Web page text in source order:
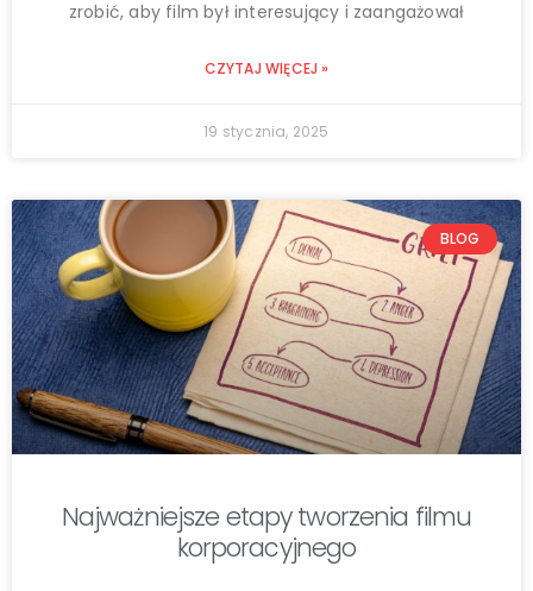
zrobić, aby film był interesujący i zaangażował
CZYTAJ WIĘCEJ »
19 stycznia, 2025
BLOG
Najważniejsze etapy tworzenia filmu
korporacyjnego